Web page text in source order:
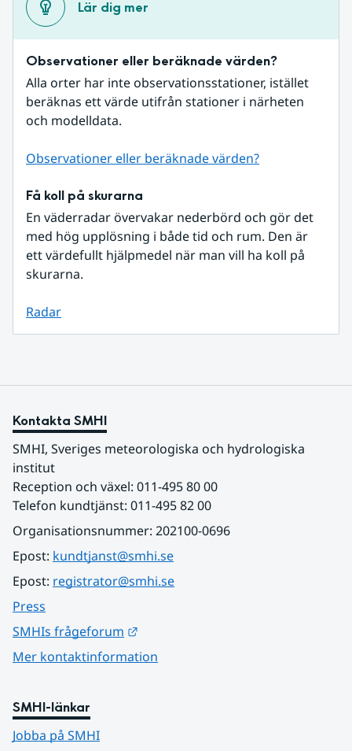
Lär dig mer
Observationer eller beräknade värden?
Alla orter har inte observationsstationer, istället
beräknas ett värde utifrån stationer i närheten
och modelldata.
Observationer eller beräknade värden?
Få koll på skurarna
En väderradar övervakar nederbörd och gör det
med hög upplösning i både tid och rum. Den är
ett värdefullt hjälpmedel när man vill ha koll på
skurarna.
Radar
Kontakta SMHI
SMHI, Sveriges meteorologiska och hydrologiska
institut
Reception och växel: 011-495 80 00
Telefon kundtjänst: 011-495 82 00
Organisationsnummer: 202100-0696
Epost: kundtjanst@smhi.se
Epost: registrator@smhi.se
Press
SMHIs frågeforum
Mer kontaktinformation
SMHI-länkar
Jobba på SMHI